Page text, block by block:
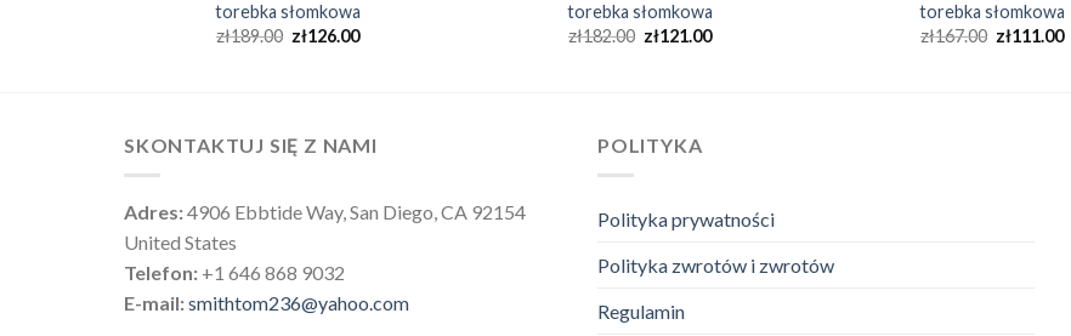
torebka słomkowa
zł189.00 zł126.00
torebka słomkowa
zł182.00 zł121.00
torebka słomkowa
zł167.00 zł111.00
SKONTAKTUJ SIĘ Z NAMI
Adres:4906 Ebbtide Way, San Diego, CA 92154
United States
Telefon: +1 646 868 9032
E-mail:smithtom236@yahoo.com
POLITYKA
Polityka prywatności
Polityka zwrotów i zwrotów
Regulamin